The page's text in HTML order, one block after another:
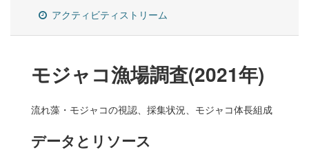
アクティビティストリーム
モジャコ漁場調査(2021年)
流れ藻・モジャコの視認、採集状況、モジャコ体長組成
データとリソース